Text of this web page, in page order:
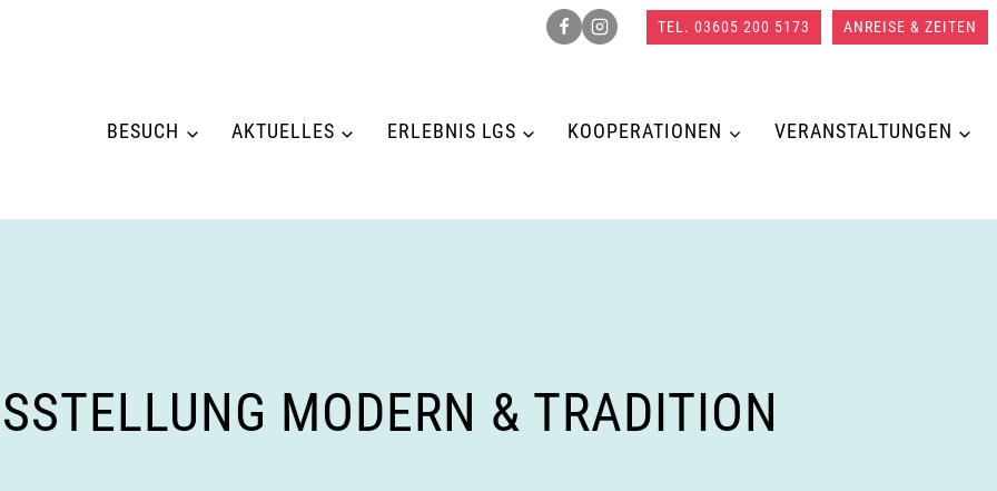
TEL. 03605 200 5173 ANREISE & ZEITEN
BESUCH AKTUELLES ERLEBNIS LGS KOOPERATIONEN VERANSTALTUNGEN
MODERN & TRADITION